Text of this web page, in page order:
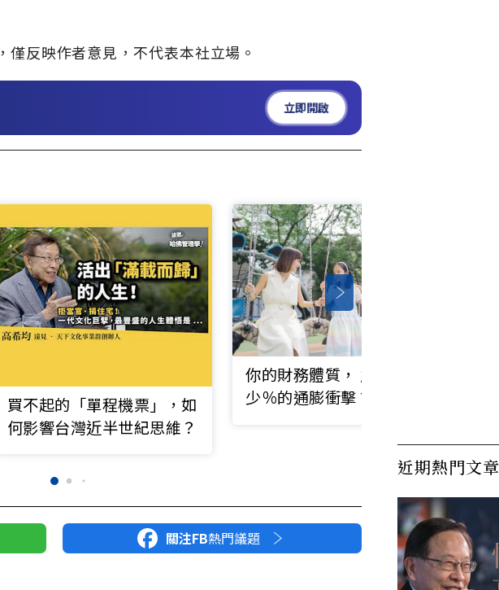
，僅反映作者意見，不代表本社立場。
立即開啟
買不起的「單程機票」，如
何影響台灣近半世紀思維？
你的財務體質， 能忍受多
少％的通膨衝擊？
關注FB熱門議題
近期熱門文章